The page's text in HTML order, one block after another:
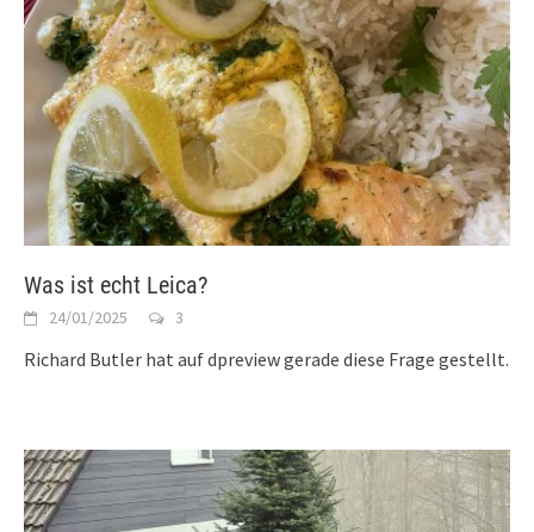
Was ist echt Leica?
24/01/2025 3
Richard Butler hat auf dpreview gerade diese Frage gestellt.